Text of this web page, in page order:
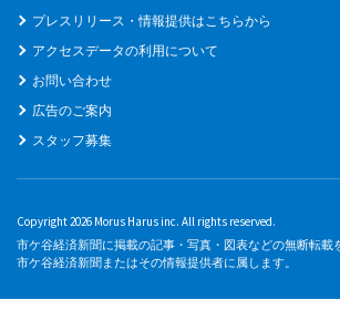
プレスリリース・情報提供はこちらから
アクセスデータの利用について
お問い合わせ
広告のご案内
スタッフ募集
Copyright 2026 Morus Harus inc. All rights reserved.
市ケ谷経済新聞に掲載の記事・写真・図表などの無断転載
市ケ谷経済新聞またはその情報提供者に属します。